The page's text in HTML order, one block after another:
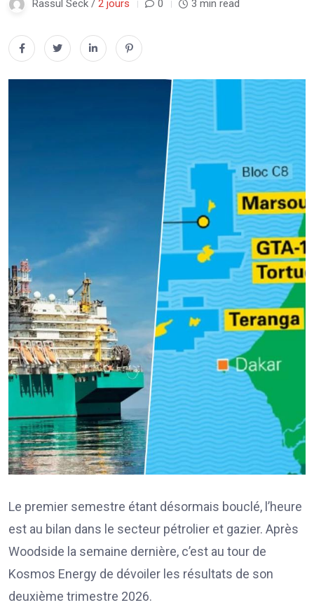
Rassul Seck / 2 jours 0 3 min read
Le premier semestre étant désormais bouclé, l’heure
est au bilan dans le secteur pétrolier et gazier. Après
Woodside la semaine dernière, c’est au tour de
Kosmos Energy de dévoiler les résultats de son
deuxième trimestre 2026.